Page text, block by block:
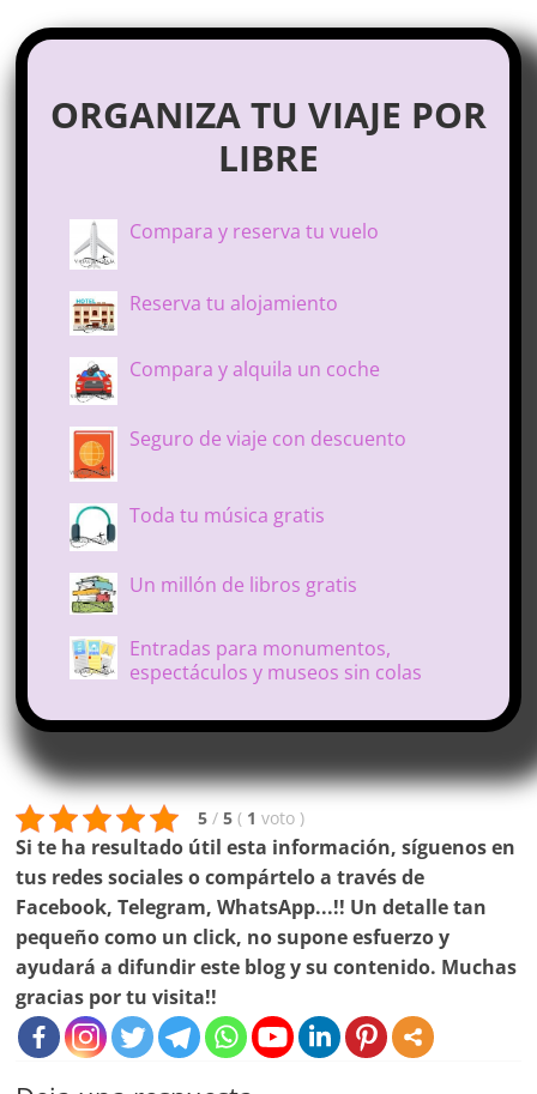
ORGANIZA TU VIAJE POR
LIBRE
Compara y reserva tu vuelo
Reserva tu alojamiento
Compara y alquila un coche
Seguro de viaje con descuento
Toda tu música gratis
Un millón de libros gratis
Entradas para monumentos,
espectáculos y museos sin colas
5 / 5 ( 1 voto )
Si te ha resultado útil esta información, síguenos en
tus redes sociales o compártelo a través de
Facebook, Telegram, WhatsApp...!! Un detalle tan
pequeño como un click, no supone esfuerzo y
ayudará a difundir este blog y su contenido. Muchas
gracias por tu visita!!